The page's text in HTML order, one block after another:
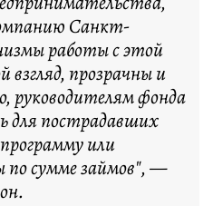
Санкт-
работы с этой
взгляд, прозрачны и
фонда
для пострадавших
или
сумме займов", —